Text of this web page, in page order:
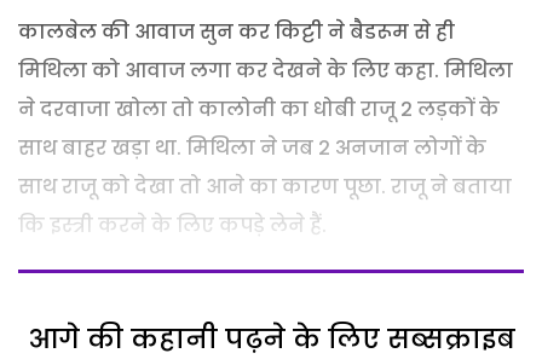
कालबेल की आवाज सुन कर किट्टी ने बैडरूम से ही
मिथिला को आवाज लगा कर देखने के लिए कहा. मिथिला
ने दरवाजा खोला तो कालोनी का धोबी राजू 2 लड़कों के
साथ बाहर खड़ा था. मिथिला ने जब 2 अनजान लोगों के
साथ राजू को देखा तो आने का कारण पूछा. राजू ने बताया
कि इस्त्री करने के लिए कपड़े लेने हैं.
आगे की कहानी पढ़ने के लिए सब्सक्राइब